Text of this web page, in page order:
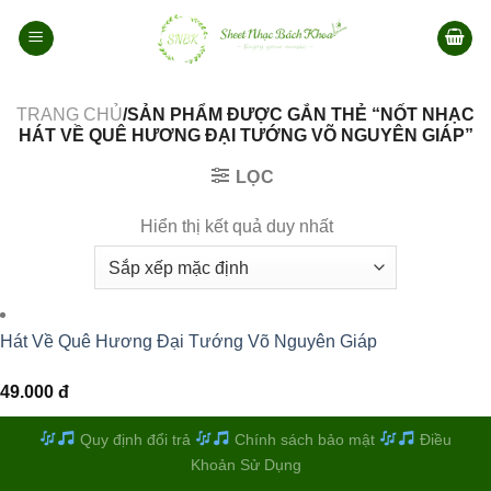
qua
TRANG CHỦ/SẢN PHẨM ĐƯỢC GẮN THẺ “NỐT NHẠC
HÁT VỀ QUÊ HƯƠNG ĐẠI TƯỚNG VÕ NGUYÊN GIÁP”
LỌC
Hiển thị kết quả duy nhất
Hát Về Quê Hương Đại Tướng Võ Nguyên Giáp
49.000 đ
Quy định đổi trả Chính sách bảo mật
Điều
Khoản Sử Dụng